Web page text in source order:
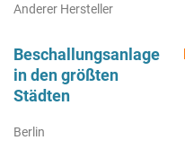
Anderer Hersteller
Beschallungsanlage
in den größten
Städten
Berlin